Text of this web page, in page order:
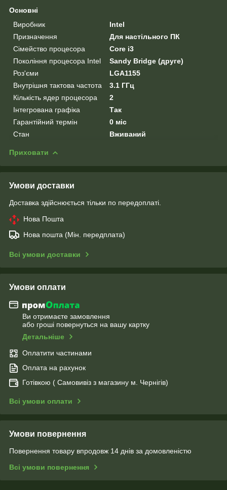
Основні
Виробник
Intel
Призначення
Для настільного ПК
Сімейство процесора
Core i3
Покоління процесора Intel
Sandy Bridge (друге)
Роз'єми
LGA1155
Внутрішня тактова частота
3.1 ГГц
Кількість ядер процесора
2
Інтегрована графіка
Так
Гарантійний термін
0 міс
Стан
Вживаний
Приховати
Умови доставки
Доставка здійснюється тільки по передоплаті.
Нова Пошта
Нова пошта (Мін. передплата)
Всі умови доставки
Умови оплати
Ви отримаєте замовлення
або гроші повернуться на вашу картку
Детальніше
Оплатити частинами
Оплата на рахунок
Готівкою ( Самовивіз з магазину м. Чернігів)
Всі умови оплати
Умови повернення
Повернення товару впродовж 14 днів за домовленістю
Всі умови повернення